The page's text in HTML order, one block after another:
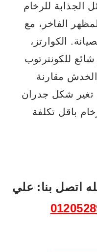
الجذابة للرخام
الفاخر، مع
الكوارتز،
للكونترتوب
مقارنة
تغير شكل جدران
باقل تكلفة
اتصل بنا: علي